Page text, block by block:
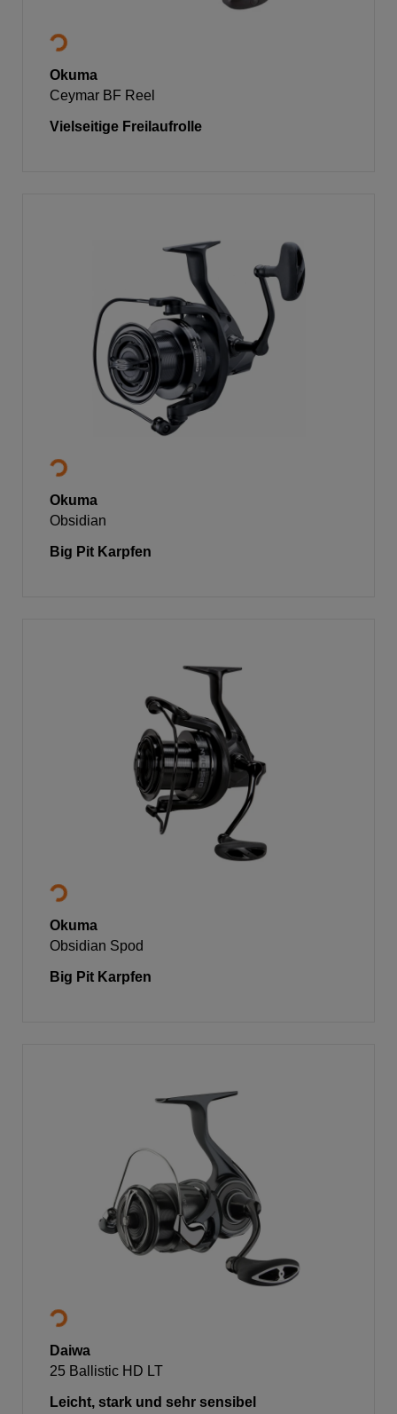
Okuma
Ceymar BF Reel
Vielseitige Freilaufrolle
Okuma
Obsidian
Big Pit Karpfen
Okuma
Obsidian Spod
Big Pit Karpfen
Daiwa
25 Ballistic HD LT
Leicht, stark und sehr sensibel